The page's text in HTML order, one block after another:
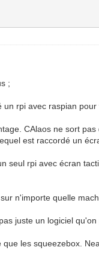
;
rpi avec raspian
CAlaos ne sort
est raccordé un
seul rpi avec écran
n'importe quelle
juste un logiciel
les squeezebox.